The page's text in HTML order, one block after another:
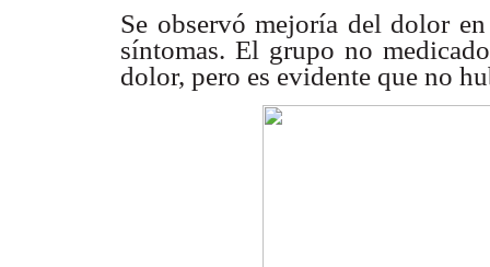
Se observó mejoría del dolor
síntomas. El grupo no
dolor, pero es evidente que no